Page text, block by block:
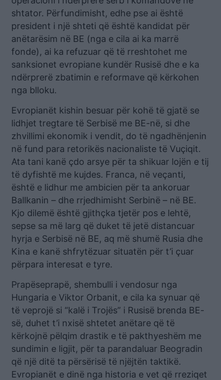
shtator. Përfundimisht, edhe pse ai është
president i një shteti që është kandidat për
anëtarësim në BE (nga e cila ai ka marrë
fonde), ai ka refuzuar që të rreshtohet me
sanksionet evropiane kundër Rusisë dhe e ka
ndërprerë zbatimin e reformave që kërkohen
nga blloku.
Evropianët kishin besuar për kohë të gjatë se
lidhjet tregtare të Serbisë me BE-në, si dhe
zhvillimi ekonomik i vendit, do të ngadhënjenin
në fund para retorikës nacionaliste të Vuçiqit.
Ata tani kanë çdo arsye për ta shikuar lojën e tij
të dyfishtë me kujdes. Franca, në veçanti,
është e lidhur me ambicien për ta ankoruar
Ballkanin – dhe rrjedhimisht Serbinë – në BE.
Kjo dilemë është gjithçka tjetër pos e lehtë,
sepse sa më larg që duket të jetë distancuar
hyrja e Serbisë në BE, aq më shumë Rusia dhe
Kina e kanë shfrytëzuar situatën për t’i çuar
përpara interesat e tyre.
Prapëseprapë, shembulli i vendosur nga
Hungaria e Viktor Orbanit, e cila ka synuar që
të veprojë si “kalë i Trojës” i Rusisë brenda BE-
së, duhet t’i nxisë shtetet anëtare që të
kërkojnë pëlqim drastik e të pakthyeshëm me
sundimin e ligjit, për ta parandaluar Beogradin
që një ditë ta përsërisë të njëjtën taktikë.
Evropianët e dinë nga historia e vet që rreziqet